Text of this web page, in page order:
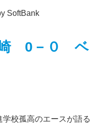
SoftBank
崎 0－０ ベ
校孤高のエースが語る